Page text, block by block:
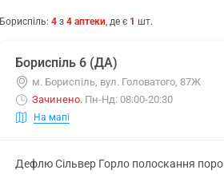
Бориспіль: 4 з 4 аптеки, де є 1 шт.
Бориспіль 6 (ДА)
м. Бориспіль, вул. Головатого, 87Ж
Зачинено. Пн-Нд: 08:00-20:30
На мапі
Дефлю Сільвер Горло полоскання